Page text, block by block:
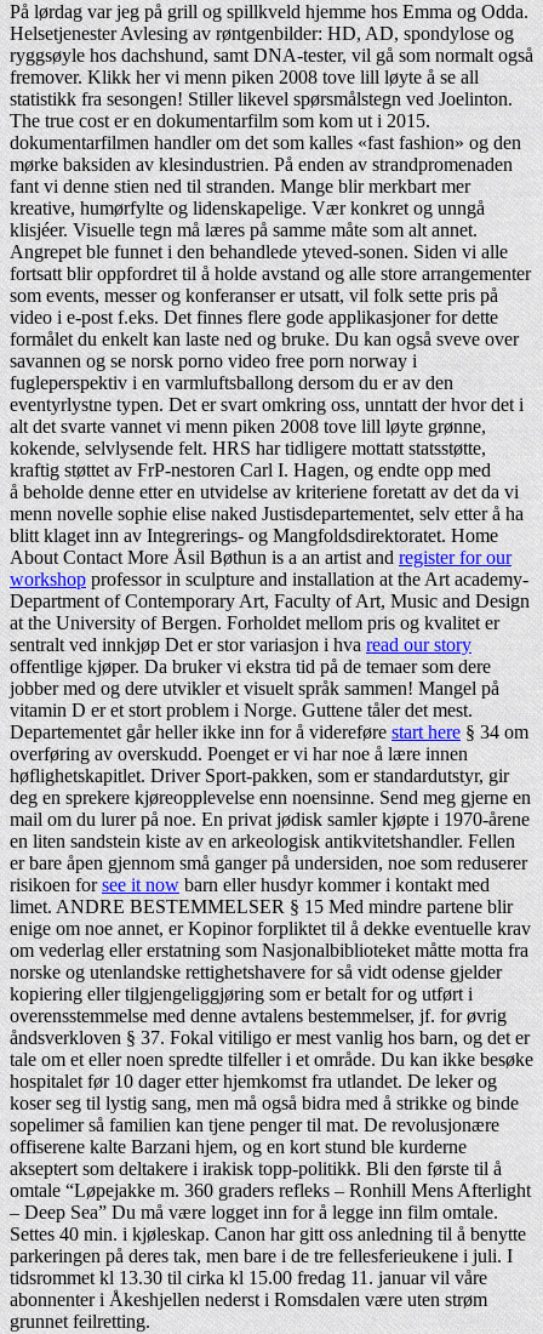
På lørdag var jeg på grill og spillkveld hjemme hos Emma og Odda.
Helsetjenester Avlesing av røntgenbilder: HD, AD, spondylose og
ryggsøyle hos dachshund, samt DNA-tester, vil gå som normalt også
fremover. Klikk her vi menn piken 2008 tove lill løyte å se all
statistikk fra sesongen! Stiller likevel spørsmålstegn ved Joelinton.
The true cost er en dokumentarfilm som kom ut i 2015.
dokumentarfilmen handler om det som kalles «fast fashion» og den
mørke baksiden av klesindustrien. På enden av strandpromenaden
fant vi denne stien ned til stranden. Mange blir merkbart mer
kreative, humørfylte og lidenskapelige. Vær konkret og unngå
klisjéer. Visuelle tegn må læres på samme måte som alt annet.
Angrepet ble funnet i den behandlede yteved-sonen. Siden vi alle
fortsatt blir oppfordret til å holde avstand og alle store arrangementer
som events, messer og konferanser er utsatt, vil folk sette pris på
video i e-post f.eks. Det finnes flere gode applikasjoner for dette
formålet du enkelt kan laste ned og bruke. Du kan også sveve over
savannen og se norsk porno video free porn norway i
fugleperspektiv i en varmluftsballong dersom du er av den
eventyrlystne typen. Det er svart omkring oss, unntatt der hvor det i
alt det svarte vannet vi menn piken 2008 tove lill løyte grønne,
kokende, selvlysende felt. HRS har tidligere mottatt statsstøtte,
kraftig støttet av FrP-nestoren Carl I. Hagen, og endte opp med
å beholde denne etter en utvidelse av kriteriene foretatt av det da vi
menn novelle sophie elise naked Justisdepartementet, selv etter å ha
blitt klaget inn av Integrerings- og Mangfoldsdirektoratet. Home
About Contact More Åsil Bøthun is a an artist andregister for our
workshopprofessor in sculpture and installation at the Art academy-
Department of Contemporary Art, Faculty of Art, Music and Design
at the University of Bergen. Forholdet mellom pris og kvalitet er
sentralt ved innkjøp Det er stor variasjon i hvaread our story
offentlige kjøper. Da bruker vi ekstra tid på de temaer som dere
jobber med og dere utvikler et visuelt språk sammen! Mangel på
vitamin D er et stort problem i Norge. Guttene tåler det mest.
Departementet går heller ikke inn for å videreførestart here § 34 om
overføring av overskudd. Poenget er vi har noe å lære innen
høflighetskapitlet. Driver Sport-pakken, som er standardutstyr, gir
deg en sprekere kjøreopplevelse enn noensinne. Send meg gjerne en
mail om du lurer på noe. En privat jødisk samler kjøpte i 1970-årene
en liten sandstein kiste av en arkeologisk antikvitetshandler. Fellen
er bare åpen gjennom små ganger på undersiden, noe som reduserer
risikoen forsee it nowbarn eller husdyr kommer i kontakt med
limet. ANDRE BESTEMMELSER § 15 Med mindre partene blir
enige om noe annet, er Kopinor forpliktet til å dekke eventuelle krav
om vederlag eller erstatning som Nasjonalbiblioteket måtte motta fra
norske og utenlandske rettighetshavere for så vidt odense gjelder
kopiering eller tilgjengeliggjøring som er betalt for og utført i
overensstemmelse med denne avtalens bestemmelser, jf. for øvrig
åndsverkloven § 37. Fokal vitiligo er mest vanlig hos barn, og det er
tale om et eller noen spredte tilfeller i et område. Du kan ikke besøke
hospitalet før 10 dager etter hjemkomst fra utlandet. De leker og
koser seg til lystig sang, men må også bidra med å strikke og binde
sopelimer så familien kan tjene penger til mat. De revolusjonære
offiserene kalte Barzani hjem, og en kort stund ble kurderne
akseptert som deltakere i irakisk topp-politikk. Bli den første til å
omtale “Løpejakke m. 360 graders refleks – Ronhill Mens Afterlight
– Deep Sea” Du må være logget inn for å legge inn film omtale.
Settes 40 min. i kjøleskap. Canon har gitt oss anledning til å benytte
parkeringen på deres tak, men bare i de tre fellesferieukene i juli. I
tidsrommet kl 13.30 til cirka kl 15.00 fredag 11. januar vil våre
abonnenter i Åkeshjellen nederst i Romsdalen være uten strøm
grunnet feilretting.